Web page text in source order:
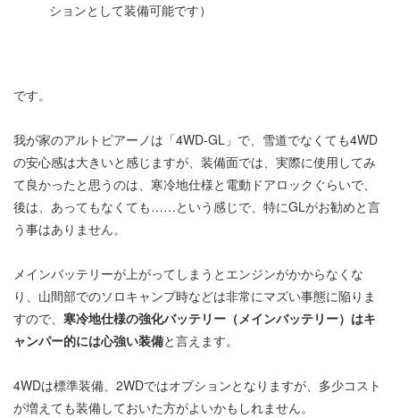
ションとして装備可能です）
です。
我が家のアルトピアーノは「4WD-GL」で、雪道でなくても4WD
の安心感は大きいと感じますが、装備面では、実際に使用してみ
て良かったと思うのは、寒冷地仕様と電動ドアロックぐらいで、
後は、あってもなくても……という感じで、特にGLがお勧めと言
う事はありません。
メインバッテリーが上がってしまうとエンジンがかからなくな
り、山間部でのソロキャンプ時などは非常にマズい事態に陥りま
すので、 寒冷地仕様の強化バッテリー（メインバッテリー）はキ
ャンパー的には心強い装備と言えます。
4WDは標準装備、2WDではオプションとなりますが、多少コスト
が増えても装備しておいた方がよいかもしれません。